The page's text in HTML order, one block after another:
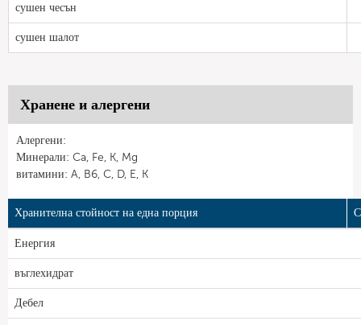
сушен чесън
сушен шалот
Хранене и алергени
Алергени:
Минерали: Ca, Fe, K, Mg
витамини: A, B6, C, D, E, K
Хранителна стойност на една порция
Енергия
въглехидрат
Дебел